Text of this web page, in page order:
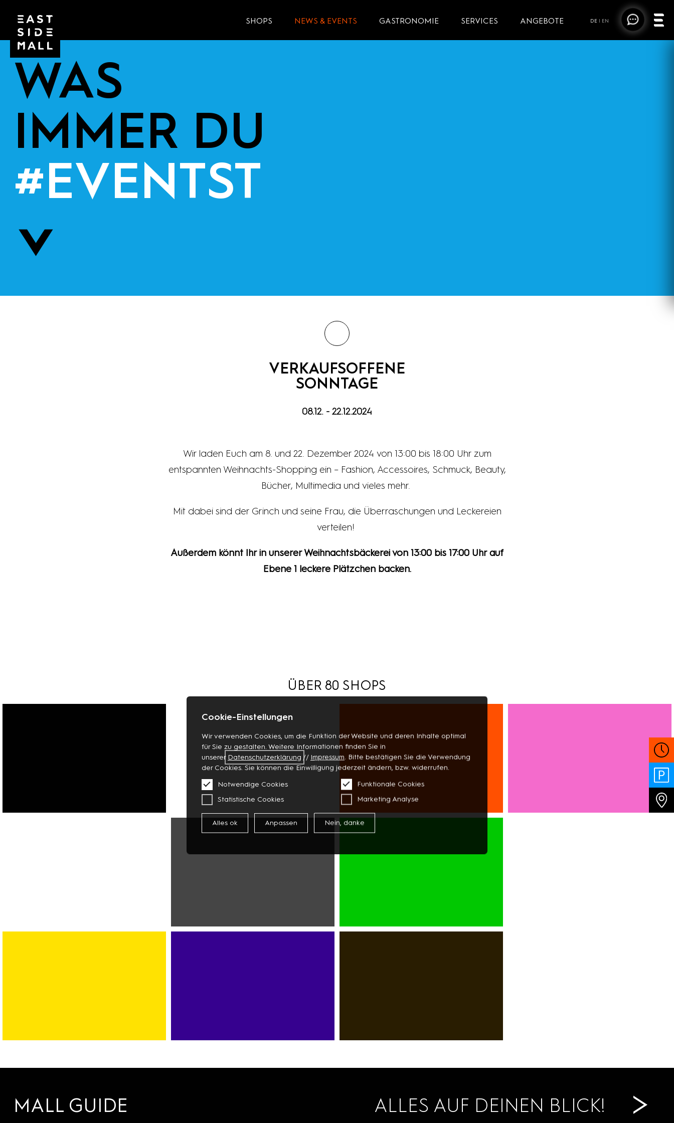
DE | EN
SHOPS NEWS & EVENTS GASTRONOMIE SERVICES ANGEBOTE
Cookie-Einstellungen
Wir verwenden Cookies, um die Funktion der Website und deren Inhalte optimal
für Sie zu gestalten. Weitere Informationen finden Sie in
unserer Datenschutzerklärung // Impressum. Bitte bestätigen Sie die Verwendung
der Cookies. Sie können die Einwilligung jederzeit ändern, bzw. widerrufen.
Notwendige Cookies
Funktionale Cookies
Statistische Cookies
Marketing Analyse
Alles ok Anpassen Nein, danke
WAS
IMMER DU
#EVENTST
VERKAUFSOFFENE
SONNTAGE
08.12. - 22.12.2024
Wir laden Euch am 8. und 22. Dezember 2024 von 13:00 bis 18:00 Uhr zum
entspannten Weihnachts-Shopping ein – Fashion, Accessoires, Schmuck, Beauty,
Bücher, Multimedia und vieles mehr.
Mit dabei sind der Grinch und seine Frau, die Überraschungen und Leckereien
verteilen!
Außerdem könnt Ihr in unserer Weihnachtsbäckerei von 13:00 bis 17:00 Uhr auf
Ebene 1 leckere Plätzchen backen.
ÜBER 80 SHOPS
WOHNEN
BÜCHER
BLUMEN
MULTIMEDIA
SUPERMARKT
MALL GUIDE >
ALLES AUF DEINEN BLICK!